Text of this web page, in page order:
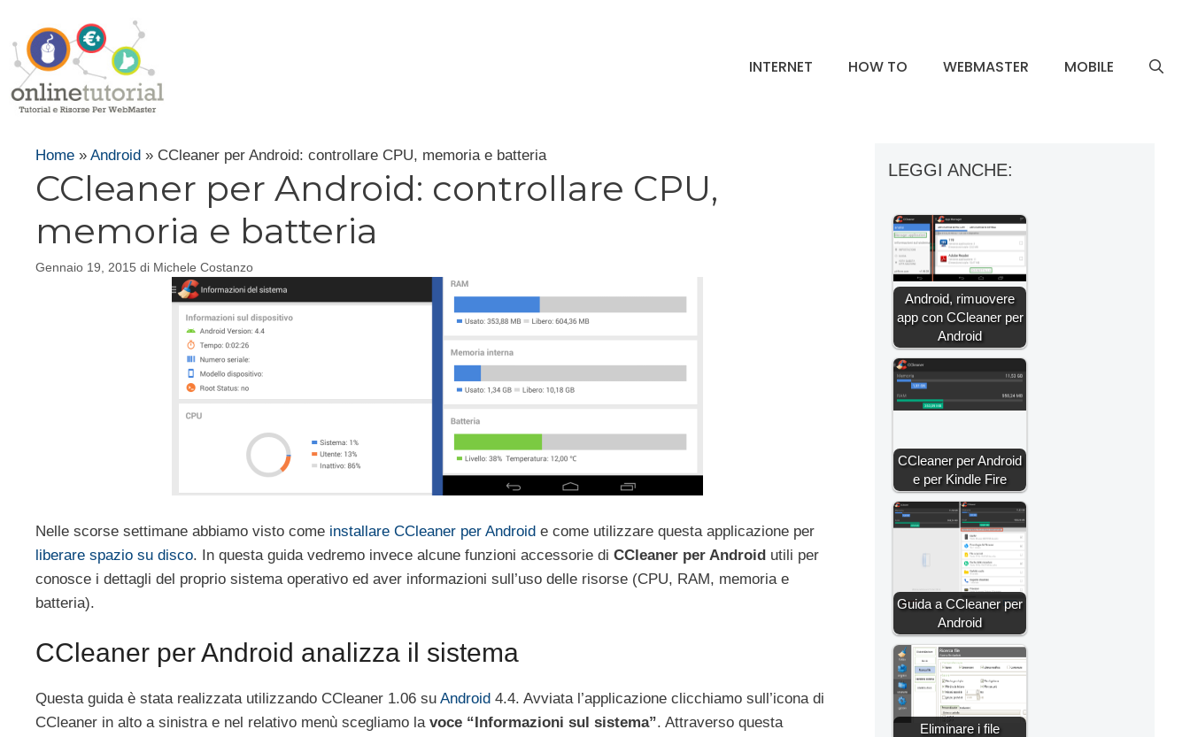
contenuto
INTERNET HOW TO WEBMASTER MOBILE
Home » Android » CCleaner per Android: controllare CPU, memoria e batteria
CCleaner per Android: controllare CPU,
memoria e batteria
Gennaio 19, 2015 di Michele Costanzo
Nelle scorse settimane abbiamo visto come installare CCleaner per Android e come utilizzare questa applicazione per
liberare spazio su disco. In questa guida vedremo invece alcune funzioni accessorie di CCleaner per Android utili per
conosce i dettagli del proprio sistema operativo ed aver informazioni sull’uso delle risorse (CPU, RAM, memoria e
batteria).
CCleaner per Android analizza il sistema
Questa guida è stata realizzata utilizzando CCleaner 1.06 su Android 4.4. Avviata l’applicazione clicchiamo sull’icona di
CCleaner in alto a sinistra e nel relativo menù scegliamo la voce “Informazioni sul sistema”. Attraverso questa
LEGGI ANCHE:
Android, rimuovere
app con CCleaner per
Android
CCleaner per Android
e per Kindle Fire
Guida a CCleaner per
Android
Eliminare i file